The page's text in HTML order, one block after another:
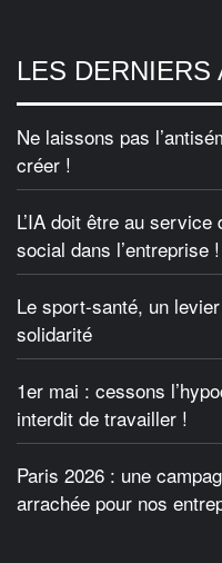
LES DERNIERS
Ne laissons pas
créer !
L’IA doit être au service
social dans l’entreprise !
Le sport-santé, un
solidarité
1er mai : cessons
interdit de travailler !
Paris 2026 : une
arrachée pour nos